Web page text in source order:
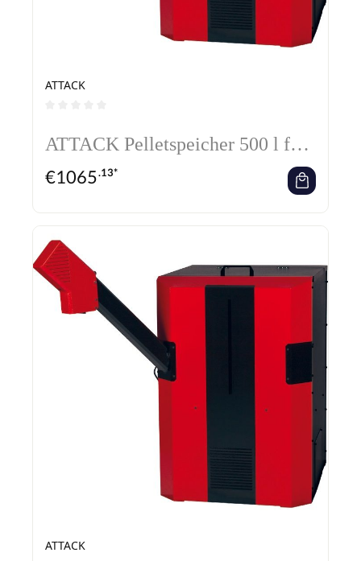
ATTACK
ATTACK Pelletspeicher 500 l für
Spiralförderer
€1065.13*
ATTACK